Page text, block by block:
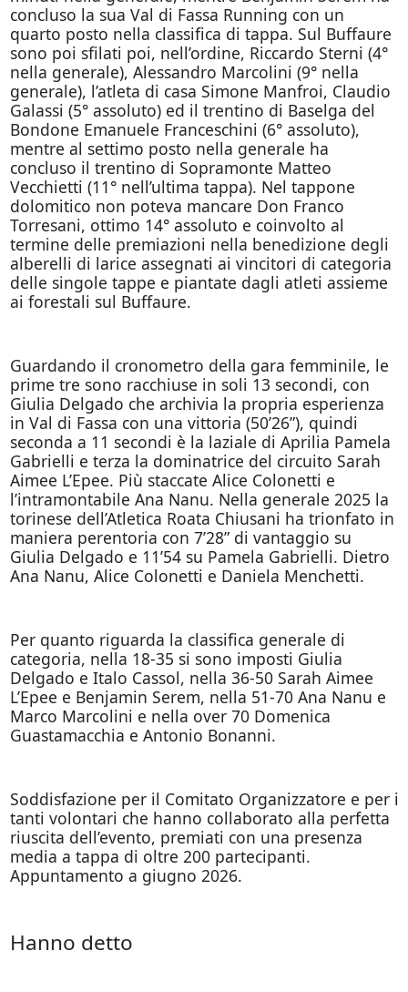
concluso la sua Val di Fassa Running con un
quarto posto nella classifica di tappa. Sul Buffaure
sono poi sfilati poi, nell’ordine, Riccardo Sterni (4°
nella generale), Alessandro Marcolini (9° nella
generale), l’atleta di casa Simone Manfroi, Claudio
Galassi (5° assoluto) ed il trentino di Baselga del
Bondone Emanuele Franceschini (6° assoluto),
mentre al settimo posto nella generale ha
concluso il trentino di Sopramonte Matteo
Vecchietti (11° nell’ultima tappa). Nel tappone
dolomitico non poteva mancare Don Franco
Torresani, ottimo 14° assoluto e coinvolto al
termine delle premiazioni nella benedizione degli
alberelli di larice assegnati ai vincitori di categoria
delle singole tappe e piantate dagli atleti assieme
ai forestali sul Buffaure.
Guardando il cronometro della gara femminile, le
prime tre sono racchiuse in soli 13 secondi, con
Giulia Delgado che archivia la propria esperienza
in Val di Fassa con una vittoria (50’26”), quindi
seconda a 11 secondi è la laziale di Aprilia Pamela
Gabrielli e terza la dominatrice del circuito Sarah
Aimee L’Epee. Più staccate Alice Colonetti e
l’intramontabile Ana Nanu. Nella generale 2025 la
torinese dell’Atletica Roata Chiusani ha trionfato in
maniera perentoria con 7’28” di vantaggio su
Giulia Delgado e 11’54 su Pamela Gabrielli. Dietro
Ana Nanu, Alice Colonetti e Daniela Menchetti.
Per quanto riguarda la classifica generale di
categoria, nella 18-35 si sono imposti Giulia
Delgado e Italo Cassol, nella 36-50 Sarah Aimee
L’Epee e Benjamin Serem, nella 51-70 Ana Nanu e
Marco Marcolini e nella over 70 Domenica
Guastamacchia e Antonio Bonanni.
Soddisfazione per il Comitato Organizzatore e per i
tanti volontari che hanno collaborato alla perfetta
riuscita dell’evento, premiati con una presenza
media a tappa di oltre 200 partecipanti.
Appuntamento a giugno 2026.
Hanno detto